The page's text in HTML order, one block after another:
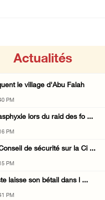
Actualités
le village d'Abu Falah
PM
lors du raid des fo ...
PM
de sécurité sur la Ci ...
PM
laisse son bétail dans l ...
PM